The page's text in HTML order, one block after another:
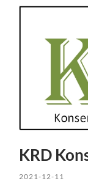
KRD
2021-12-11